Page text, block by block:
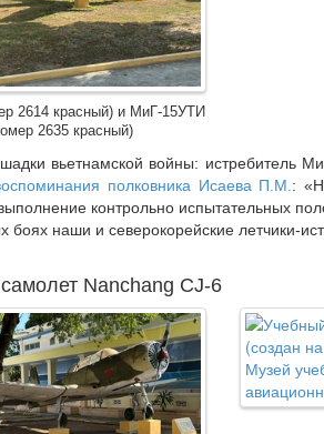
2614 красный) и МиГ-15УТИ
2635 красный)
вьетнамской войны: истребитель
полковника Исаева П.М. :
контрольно испытательных
боях наши и северокорейские летчики-
Nanchang СJ-6